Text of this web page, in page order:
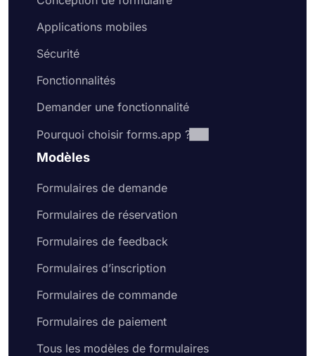
Applications mobiles
Sécurité
Fonctionnalités
Demander une fonctionnalité
Pourquoi choisir forms.app ?
Modèles
Formulaires de demande
Formulaires de réservation
Formulaires de feedback
Formulaires d’inscription
Formulaires de commande
Formulaires de paiement
Tous les modèles de formulaires